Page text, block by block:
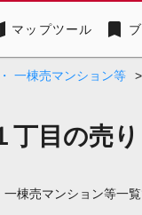
マップツール bookmark
一棟売マンション等 >
丁目の売
棟売マンション等一